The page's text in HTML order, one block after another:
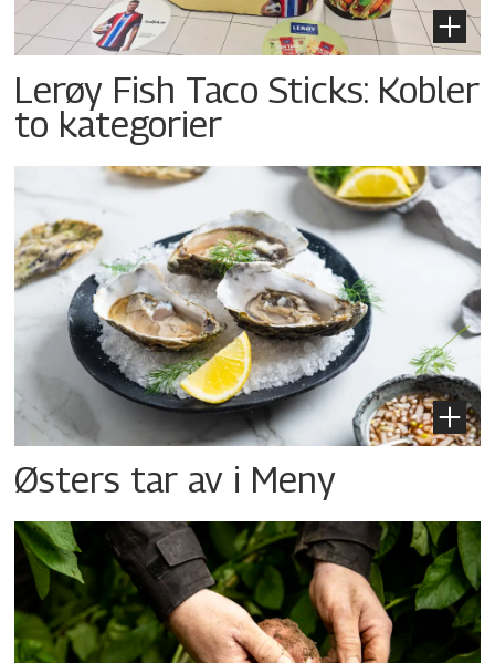
Lerøy Fish Taco Sticks: Kobler
to kategorier
Østers tar av i Meny